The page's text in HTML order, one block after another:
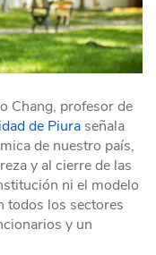
Chang, profesor de
de Piura señala
de nuestro país,
y al cierre de las
ni el modelo
todos los sectores
y un